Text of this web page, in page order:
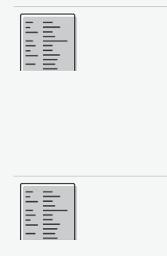
Flere
Flere